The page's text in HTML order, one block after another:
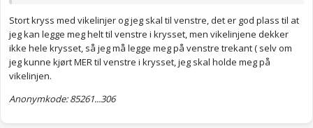
Stort kryss med vikelinjer og jeg skal til venstre, det er god plass til at
jeg kan legge meg helt til venstre i krysset, men vikelinjene dekker
ikke hele krysset, så jeg må legge meg på venstre trekant ( selv om
jeg kunne kjørt MER til venstre i krysset, jeg skal holde meg på
vikelinjen.
Anonymkode: 85261...306